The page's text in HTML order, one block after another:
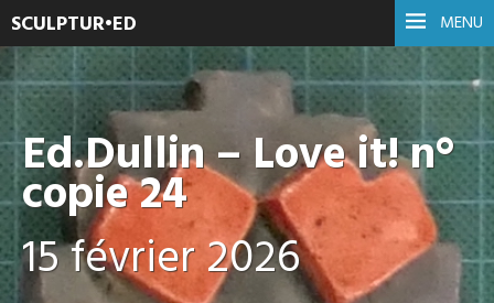
MENU
SCULPTUR•ED
Ed.Dullin – Love it! n°
copie 24
15 février 2026